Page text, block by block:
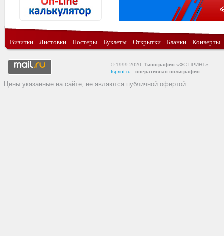
Визитки Листовки Постеры Буклеты Открытки Бланки Конверты
© 1999-2020, Типография «ФС ПРИНТ»
fsprint.ru - оперативная полиграфия
Цены указанные на сайте, не являются публичной офертой.